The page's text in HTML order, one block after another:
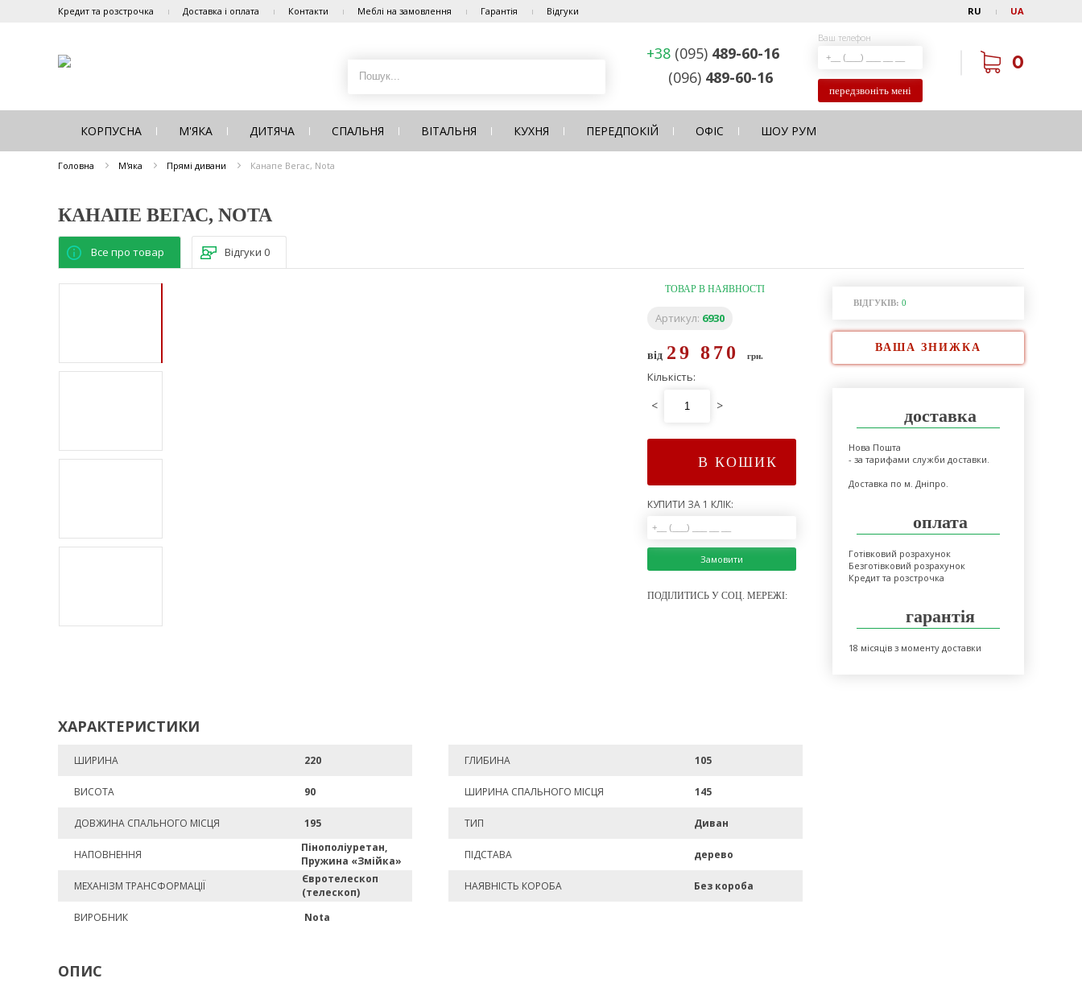
Кредит та розстрочка Доставка і оплата Контакти Меблі на замовлення Гарантія Відгуки RU UA
+38 (095) 489-60-16
(096) 489-60-16
Ваш телефон
передзвоніть мені
0
КОРПУСНА М'ЯКА ДИТЯЧА СПАЛЬНЯ ВІТАЛЬНЯ КУХНЯ ПЕРЕДПОКІЙ ОФІС ШОУ РУМ
Головна М'яка Прямі дивани Канапе Вегас, Nota
КАНАПЕ ВЕГАС, NOTA
Все про товар Відгуки 0
ТОВАР В НАЯВНОСТІ
Артикул: 6930
від 29 870 грн.
Кількість:
< >
В КОШИК
КУПИТИ ЗА 1 КЛІК:
Замовити
ПОДІЛИТИСЬ У СОЦ. МЕРЕЖІ:
ВІДГУКІВ: 0
ВАША ЗНИЖКА
доставка
Нова Пошта
- за тарифами служби доставки.
Доставка по м. Дніпро.
оплата
Готівковий розрахунок
Безготівковий розрахунок
Кредит та розстрочка
гарантія
18 місяців з моменту доставки
ХАРАКТЕРИСТИКИ
ШИРИНА 220 ГЛИБИНА 105
ВИСОТА 90 ШИРИНА СПАЛЬНОГО МІСЦЯ 145
ДОВЖИНА СПАЛЬНОГО МІСЦЯ 195 ТИП Диван
НАПОВНЕННЯ
Пінополіуретан,
Пружина «Змійка»
ПІДСТАВА дерево
МЕХАНІЗМ ТРАНСФОРМАЦІЇ
Євротелескоп
(телескоп)
НАЯВНІСТЬ КОРОБА Без короба
ВИРОБНИК Nota
ОПИС